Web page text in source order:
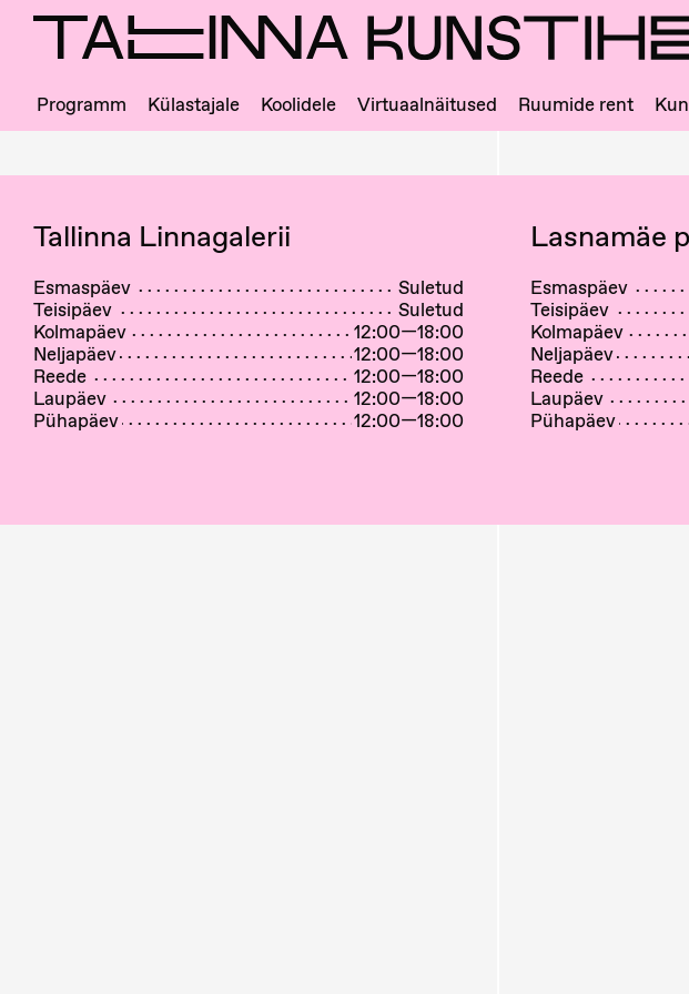
Skip
Ligipääs
ja
Programm Külastajale Koolidele Virtuaalnäitused Ruumide rent
Tallinna Linnagalerii
Esmaspäev
Suletud
Teisipäev
Suletud
Kolmapäev
12:00—18:00
Neljapäev
12:00—18:00
Reede
12:00—18:00
Laupäev
12:00—18:00
Pühapäev
12:00—18:00
Lasnamäe
Esmaspäev
Teisipäev
Kolmapäev
Neljapäev
Reede
Laupäev
Pühapäev